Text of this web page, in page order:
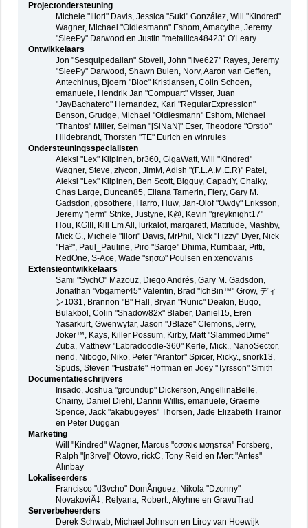
Projectondersteuning
Michele "Illori" Davis, Jessica "Suki" González, Will "Kindred"
Wagner, Michael "Oldiesmann" Eshom, Amacythe, Jeremy
"SleePy" Darwood en Justin "metallica48423" O'Leary
Ontwikkelaars
Jon "Sesquipedalian" Stovell, John "live627" Rayes, Jeremy
"SleePy" Darwood, Shawn Bulen, Norv, Aaron van Geffen,
Antechinus, Bjoern "Bloc" Kristiansen, Colin Schoen,
emanuele, Hendrik Jan "Compuart" Visser, Juan
"JayBachatero" Hernandez, Karl "RegularExpression"
Benson, Grudge, Michael "Oldiesmann" Eshom, Michael
"Thantos" Miller, Selman "[SiNaN]" Eser, Theodore "Orstio"
Hildebrandt, Thorsten "TE" Eurich en winrules
Ondersteuningsspecialisten
Aleksi "Lex" Kilpinen, br360, GigaWatt, Will "Kindred"
Wagner, Steve, ziycon, JimM, Adish "(F.L.A.M.E.R)" Patel,
Aleksi "Lex" Kilpinen, Ben Scott, Bigguy, CapadY, Chalky,
Chas Large, Duncan85, Eliana Tamerin, Fiery, Gary M.
Gadsdon, gbsothere, Harro, Huw, Jan-Olof "Owdy" Eriksson,
Jeremy "jerm" Strike, Justyne, K@, Kevin "greyknight17"
Hou, KGIII, Kill Em All, lurkalot, margarett, Mattitude, Mashby,
Mick G., Michele "Illori" Davis, MrPhil, Nick "Fizzy" Dyer, Nick
"Ha²", Paul_Pauline, Piro "Sarge" Dhima, Rumbaar, Pitti,
RedOne, S-Ace, Wade "sησω" Poulsen en xenovanis
Extensieontwikkelaars
Sami "SychO" Mazouz, Diego Andrés, Gary M. Gadsdon,
Jonathan "vbgamer45" Valentin, Brad "IchBin™" Grow, ディ
ン1031, Brannon "B" Hall, Bryan "Runic" Deakin, Bugo,
Bulakbol, Colin "Shadow82x" Blaber, Daniel15, Eren
Yasarkurt, Gwenwyfar, Jason "JBlaze" Clemons, Jerry,
Joker™, Kays, Killer Possum, Kirby, Matt "SlammedDime"
Zuba, Matthew "Labradoodle-360" Kerle, Mick., NanoSector,
nend, Nibogo, Niko, Peter "Arantor" Spicer, Ricky., snork13,
Spuds, Steven "Fustrate" Hoffman en Joey "Tyrsson" Smith
Documentatieschrijvers
Irisado, Joshua "groundup" Dickerson, AngellinaBelle,
Chainy, Daniel Diehl, Dannii Willis, emanuele, Graeme
Spence, Jack "akabugeyes" Thorsen, Jade Elizabeth Trainor
en Peter Duggan
Marketing
Will "Kindred" Wagner, Marcus "cσσкιє мσηѕтєя" Forsberg,
Ralph "[n3rve]" Otowo, rickC, Tony Reid en Mert "Antes"
Alınbay
Lokaliseerders
Francisco "d3vcho" DomÃ­nguez, Nikola "Dzonny"
NovakoviÄ‡, Relyana, Robert., Akyhne en GravuTrad
Serverbeheerders
Derek Schwab, Michael Johnson en Liroy van Hoewijk